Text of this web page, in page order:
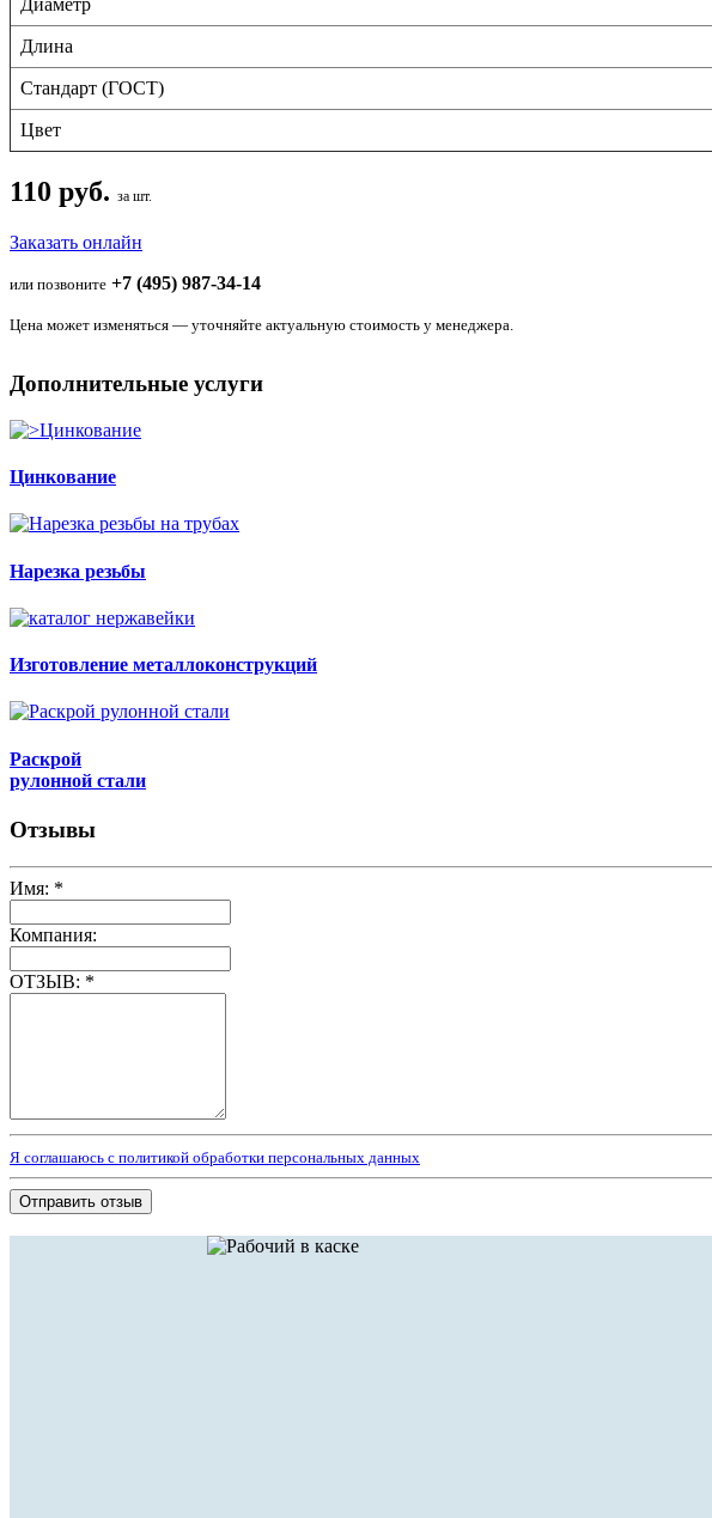
Диаметр
Длина
Стандарт (ГОСТ)
Цвет
110 руб. за шт.
Заказать онлайн
или позвоните +7 (495) 987-34-14
Цена может изменяться — уточняйте актуальную стоимость у менеджера.
Дополнительные услуги
Цинкование
Нарезка резьбы
Изготовление металлоконструкций
Раскрой
рулонной стали
Отзывы
Имя: *
Компания:
ОТЗЫВ: *
Я соглашаюсь с политикой обработки персональных данных
Отправить отзыв